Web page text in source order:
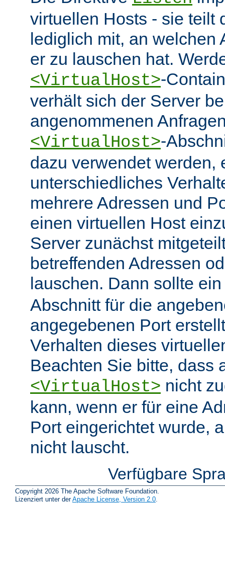
virtuellen Hosts - sie teilt
lediglich mit, an welchen
er zu lauschen hat.
<VirtualHost>-
verhält sich der Server
angenommenen
<VirtualHost>-
dazu verwendet werden,
unterschiedliches
mehrere Adressen und
einen virtuellen Host
Server zunächst
betreffenden Adressen
lauschen. Dann sollte
Abschnitt für die
angegebenen Port
Verhalten dieses
Beachten Sie bitte, dass
<VirtualHost> nicht
kann, wenn er für eine
Port eingerichtet wurde,
nicht lauscht.
Verfügbare
Copyright 2026 The Apache Software Foundation.
Lizenziert unter derApache License, Version 2.0